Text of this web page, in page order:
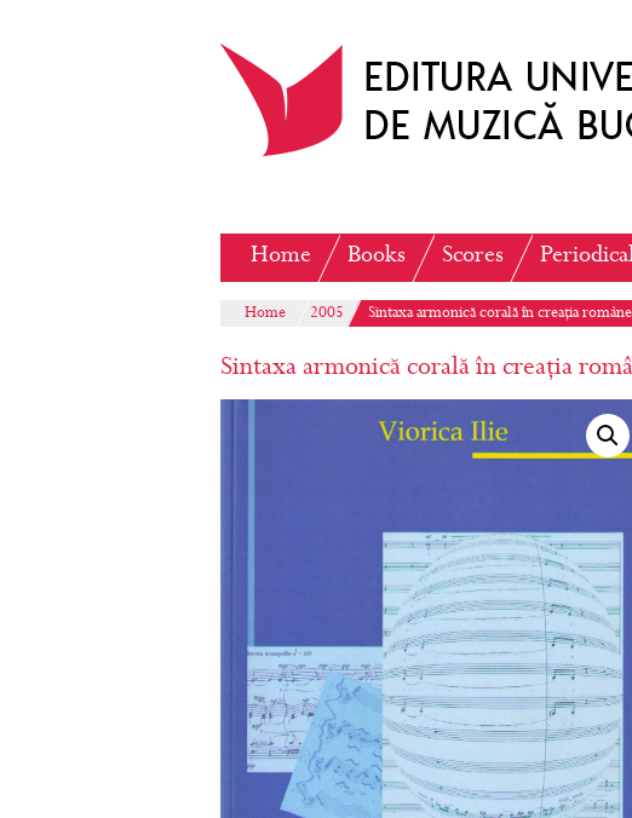
Home Books Scores
Home 2005 Sintaxa armonică corală în creația
Sintaxa armonică corală în creația